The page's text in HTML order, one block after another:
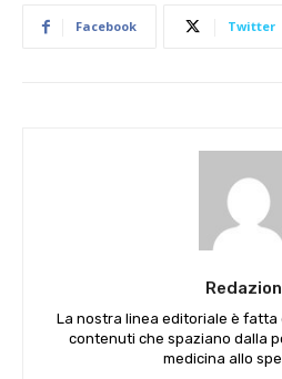
Facebook Twitter
La nostra linea editoriale è
contenuti che spaziano dalla
medicina allo